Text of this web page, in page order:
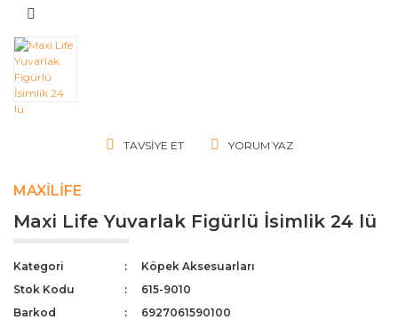
TAVSIYE ET YORUM YAZ
MAXILIFE
Maxi Life Yuvarlak Figürlü İsimlik 24 lü
Kategori
Köpek Aksesuarları
Stok Kodu
615-9010
Barkod
6927061590100